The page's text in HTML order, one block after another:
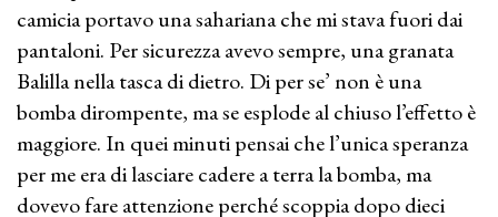
camicia portavo una sahariana che mi stava fuori dai
pantaloni. Per sicurezza avevo sempre, una granata
Balilla nella tasca di dietro. Di per se’ non è una
bomba dirompente, ma se esplode al chiuso l’effetto è
maggiore. In quei minuti pensai che l’unica speranza
per me era di lasciare cadere a terra la bomba, ma
dovevo fare attenzione perché scoppia dopo dieci